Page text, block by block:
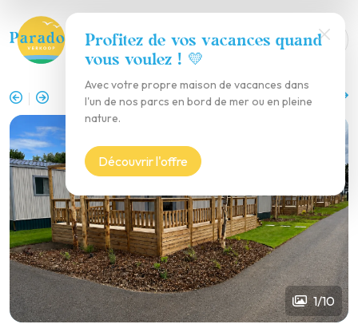
Retour à l'aperçu
1/10
Profitez de vos vacances quand
vous voulez ! 💛
Avec votre propre maison de vacances dans
l'un de nos parcs en bord de mer ou en pleine
nature.
Découvrir l'offre